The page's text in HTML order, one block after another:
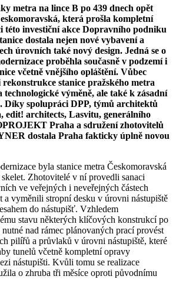
metra na lince B po 439 dnech opět
která prošla kompletní
této investiční akce Dopravního podniku
dostala nejen nové vybavení a
úrovních také nový design. Jedná se o
proběhla současně v podzemí i
včetně vnějšího opláštění. Vůbec
stanice pražského metra
technologické výměně, ale také k zásadní
Díky spolupráci DPP, týmů architektů
edit! architects, Lasvitu, generálního
Praha a sdružení zhotovitelů
dostala Praha fakticky úplně novou
byla stanice metra Českomoravská
Zhotovitelé v ní provedli sanaci
ve veřejných i neveřejných částech
a vyměnili stropní desku v úrovni nástupiště
do nástupišť. Vzhledem
stavu některých klíčových konstrukcí po
nad rámec plánovaných prací provést
pilířů a průvlaků v úrovni nástupiště, které
tunelů včetně kompletní opravy
nástupišti. Kvůli tomu se realizace
o zhruba tři měsíce oproti původnímu